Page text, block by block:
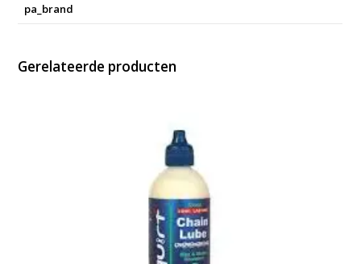
pa_brand
Gerelateerde producten